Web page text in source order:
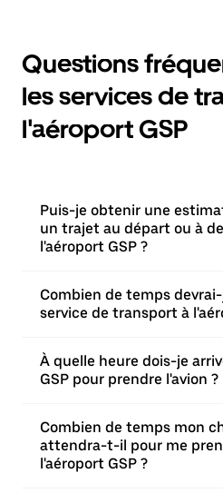
Questions
les services de
l'aéroport GSP
Puis-je obtenir une
un trajet au départ ou à
l'aéroport GSP ?
Combien de temps
service de transport à
À quelle heure dois-je
GSP pour prendre l'avion ?
Combien de temps mon
attendra-t-il pour me
l'aéroport GSP ?